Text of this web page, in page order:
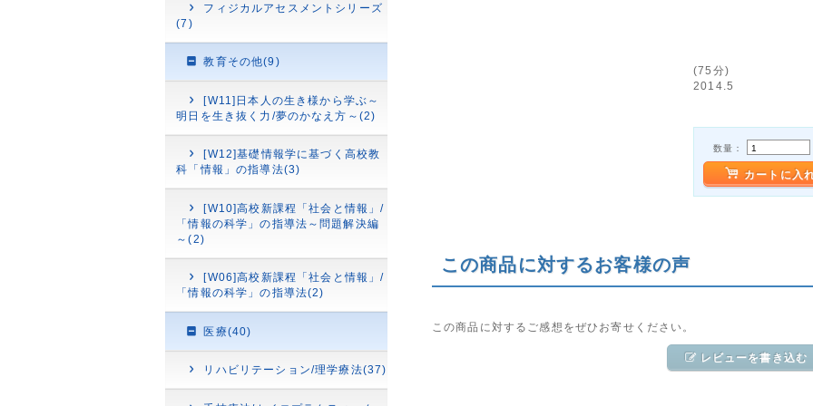
フィジカルアセスメントシリーズ
(7)
教育その他(9)
[W11]日本人の生き様から学ぶ～
明日を生き抜く力/夢のかなえ方～(2)
[W12]基礎情報学に基づく高校教
科「情報」の指導法(3)
[W10]高校新課程「社会と情報」/
「情報の科学」の指導法～問題解決編
～(2)
[W06]高校新課程「社会と情報」/
「情報の科学」の指導法(2)
医療(40)
リハビリテーション/理学療法(37)
(75分)
2014.5
数量：
カートに入
この商品に対するお客様の声
この商品に対するご感想をぜひお寄せください。
レビューを書き込む